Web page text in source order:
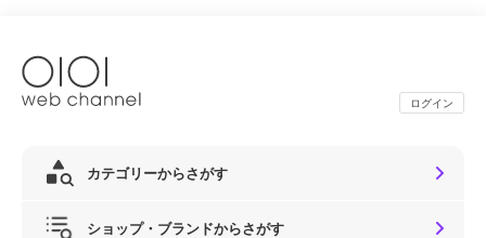
ログイン
カテゴリーからさがす
ショップ・ブランドからさがす